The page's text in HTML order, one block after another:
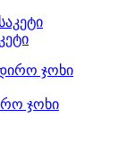
ჯოხი